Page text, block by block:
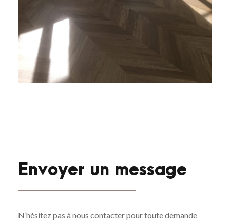
Envoyer un message
N’hésitez pas à nous contacter pour toute demande